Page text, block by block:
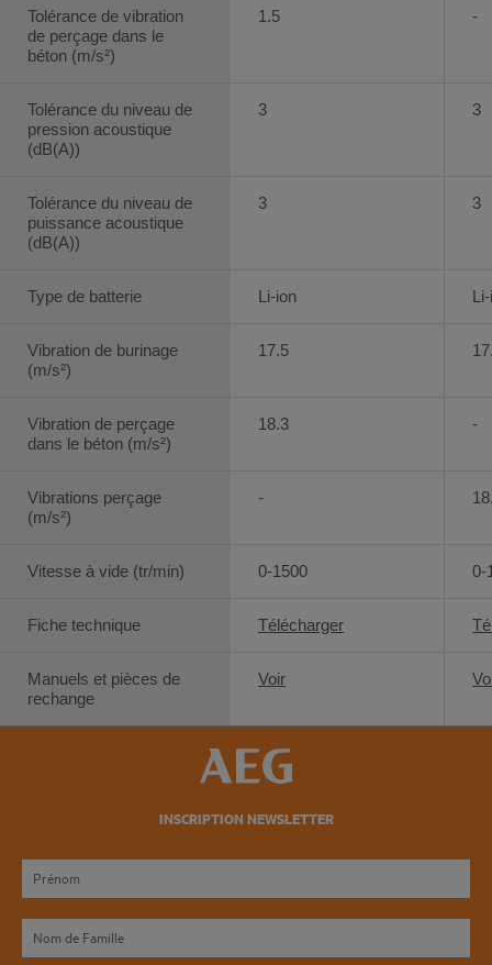
Tolérance de vibration
de perçage dans le
béton (m/s²)
Tolérance du niveau de
pression acoustique
(dB(A))
Tolérance du niveau de
puissance acoustique
(dB(A))
Type de batterie
Vibration de burinage
(m/s²)
Vibration de perçage
dans le béton (m/s²)
Vibrations perçage
(m/s²)
Vitesse à vide (tr/min)
Fiche technique
Manuels et pièces de
rechange
1.5
3
3
Li-ion
17.5
18.3
-
0-1500
Télécharger
Voir
-
3
3
-
0-
INSCRIPTION NEWSLETTER